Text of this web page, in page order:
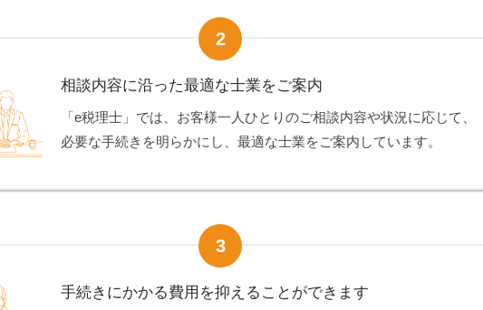
2
相談内容に沿った最適な士業をご案内
「e税理士」では、お客様一人ひとりのご相談内容や状況に応じて、
必要な手続きを明らかにし、最適な士業をご案内しています。
3
手続きにかかる費用を抑えることができます